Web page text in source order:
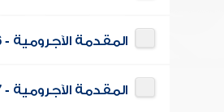
المقدمة الآجرومية - 6
المقدمة الآجرومية - 7